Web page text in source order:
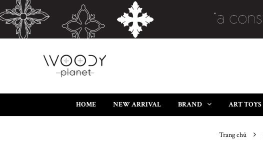
HOME NEW ARRIVAL BRAND ART TOYS
Trang chủ